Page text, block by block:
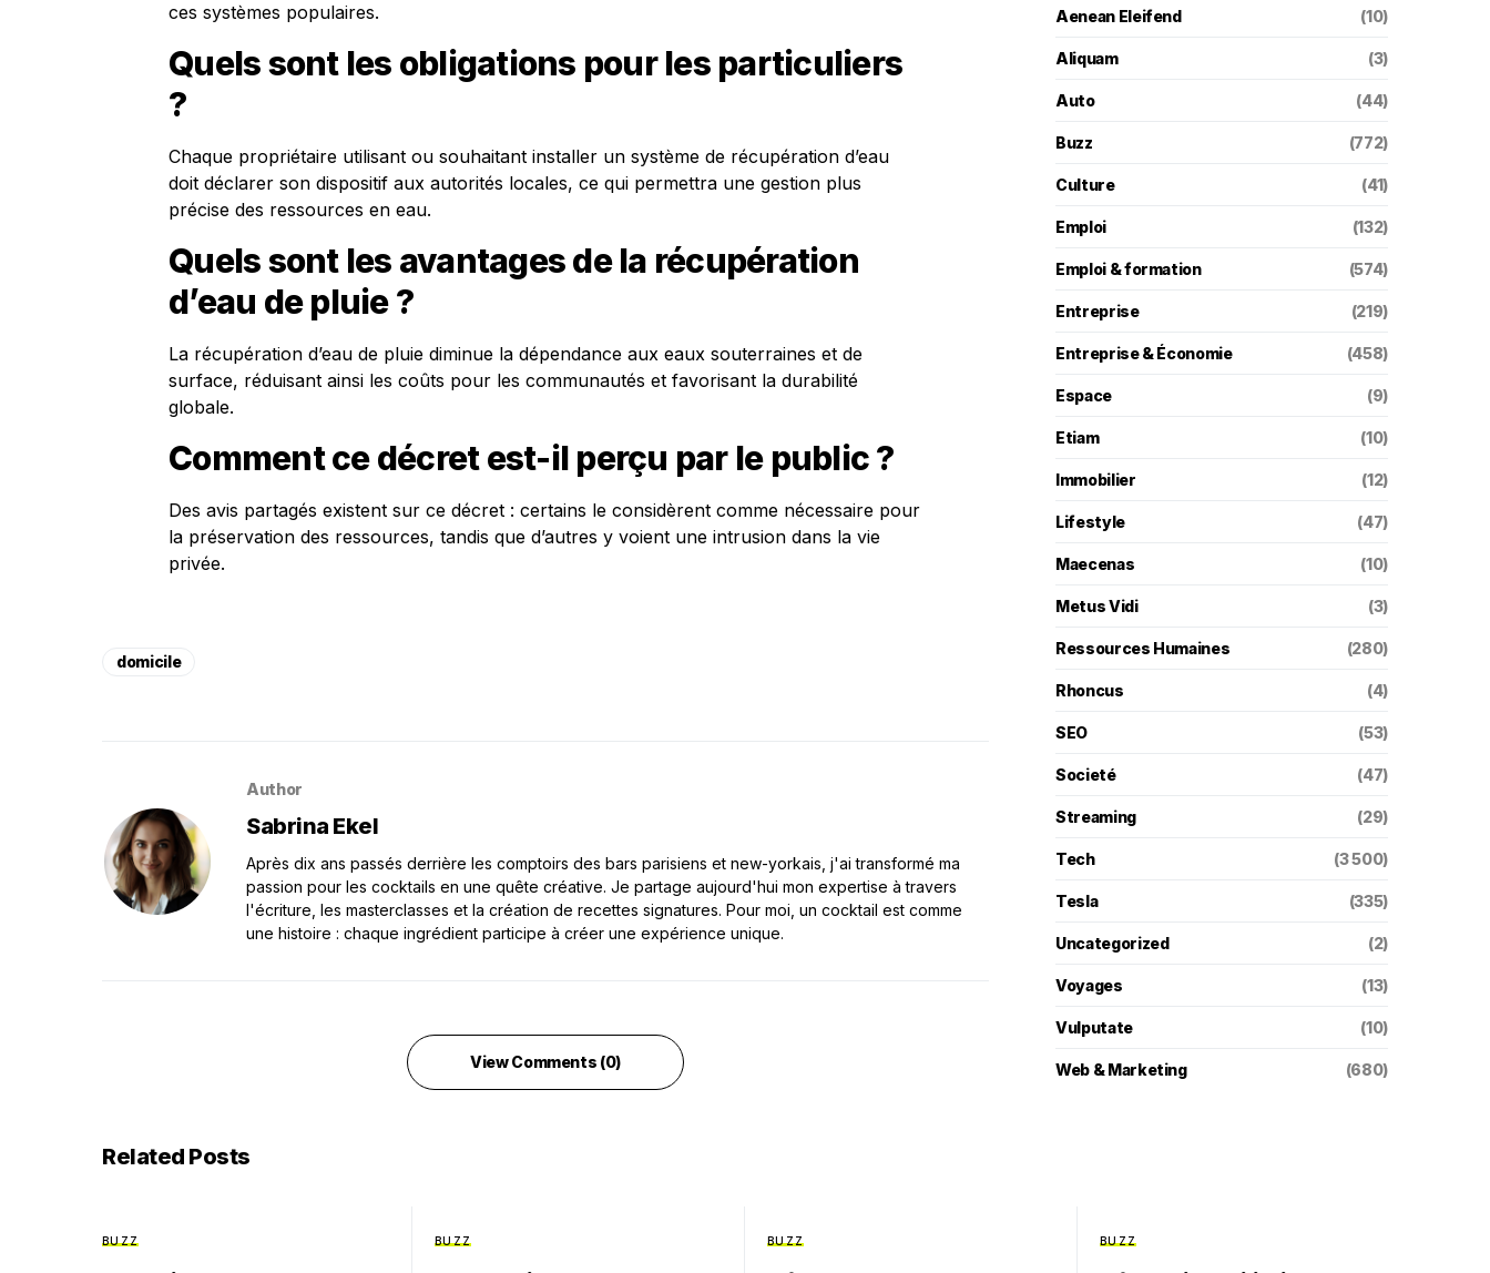
ces systèmes populaires.
Quels sont les obligations pour les particuliers
?
Chaque propriétaire utilisant ou souhaitant installer un système de récupération d’eau
doit déclarer son dispositif aux autorités locales, ce qui permettra une gestion plus
précise des ressources en eau.
Quels sont les avantages de la récupération
d’eau de pluie ?
La récupération d’eau de pluie diminue la dépendance aux eaux souterraines et de
surface, réduisant ainsi les coûts pour les communautés et favorisant la durabilité
globale.
Comment ce décret est-il perçu par le public ?
Des avis partagés existent sur ce décret : certains le considèrent comme nécessaire pour
la préservation des ressources, tandis que d’autres y voient une intrusion dans la vie
privée.
domicile
Author
Sabrina Ekel
Après dix ans passés derrière les comptoirs des bars parisiens et new-yorkais, j'ai transformé ma
passion pour les cocktails en une quête créative. Je partage aujourd'hui mon expertise à travers
l'écriture, les masterclasses et la création de recettes signatures. Pour moi, un cocktail est comme
une histoire : chaque ingrédient participe à créer une expérience unique.
View Comments (0)
Aenean Eleifend (10)
Aliquam (3)
Auto (44)
Buzz (772)
Culture (41)
Emploi (132)
Emploi & formation (574)
Entreprise (219)
Entreprise & Économie (458)
Espace (9)
Etiam (10)
Immobilier (12)
Lifestyle (47)
Maecenas (10)
Metus Vidi (3)
Ressources Humaines (280)
Rhoncus (4)
SEO (53)
Societé (47)
Streaming (29)
Tech (3 500)
Tesla (335)
Uncategorized (2)
Voyages (13)
Vulputate (10)
Web & Marketing (680)
Related Posts
BUZZ BUZZ BUZZ BUZZ